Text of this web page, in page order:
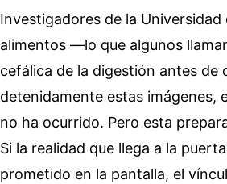
Investigadores de la
alimentos —lo que algunos
cefálica de la digestión antes de
detenidamente estas imágenes,
no ha ocurrido. Pero esta
Si la realidad que llega a la
prometido en la pantalla, el